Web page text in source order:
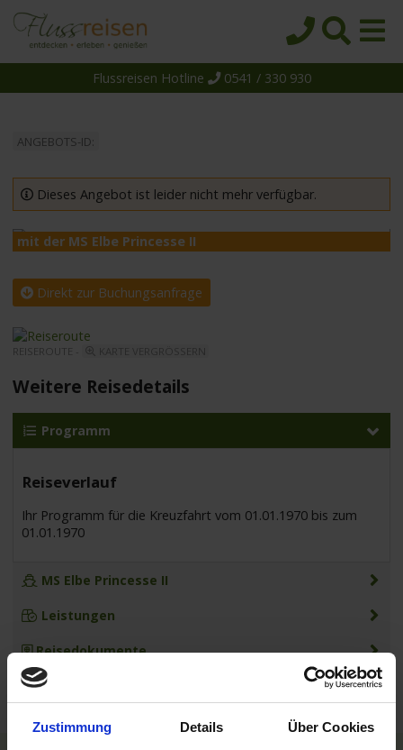
Zustimmung Details Über Cookies
Reiseziele
Themen
Reedereien
Schiffe
Über uns
Suche
Flussreisen Hotline 0541 / 330 930
ANGEBOTS-ID:
Dieses Angebot ist leider nicht mehr verfügbar.
mit der MS Elbe Princesse II
Direkt zur Buchungsanfrage
REISEROUTE -
Weitere Reisedetails
Programm
Reiseverlauf
Ihr Programm für die Kreuzfahrt vom 01.01.1970 bis zum
01.01.1970
MS Elbe Princesse II
Leistungen
Reisedokumente